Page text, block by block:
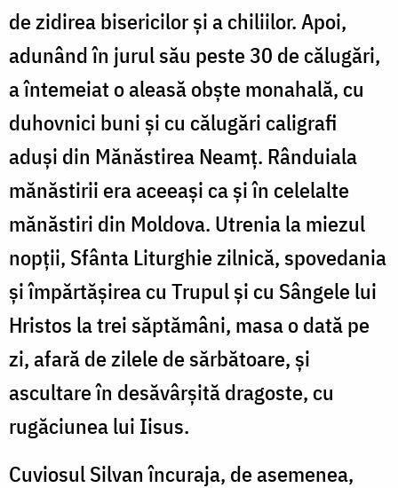
de zidirea bisericilor şi a chiliilor. Apoi,
adunând în jurul său peste 30 de călugări,
a întemeiat o aleasă obşte monahală, cu
duhovnici buni şi cu călugări caligrafi
aduşi din Mănăstirea Neamţ. Rânduiala
mănăstirii era aceeaşi ca şi în celelalte
mănăstiri din Moldova. Utrenia la miezul
nopţii, Sfânta Liturghie zilnică, spovedania
şi împărtăşirea cu Trupul şi cu Sângele lui
Hristos la trei săptămâni, masa o dată pe
zi, afară de zilele de sărbătoare, şi
ascultare în desăvârşită dragoste, cu
rugăciunea lui Iisus.
Cuviosul Silvan încuraja, de asemenea,